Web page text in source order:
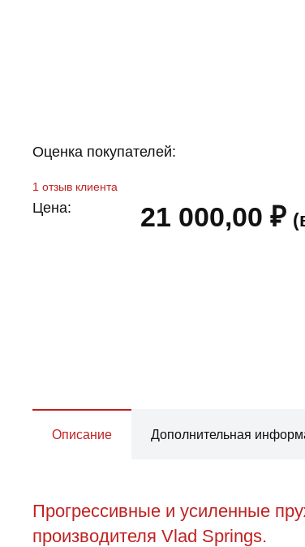
Оценка покупателей:
1 отзыв клиента
Цена: 21 000,00₽
Описание Дополнительная
Прогрессивные и усиленные
производителя Vlad Springs.